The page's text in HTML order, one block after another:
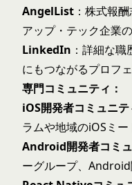
AngelList ：株式報
アップ・テック企業
LinkedIn ：詳細な
にもつながるプロフ
専門コミュニティ：
iOS開発者コミュニテ
ラムや地域のiOSミ
Android開発者コミ
ーグループ、